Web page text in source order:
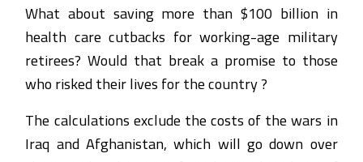
What about saving more than $100 billion in
health care cutbacks for working-age military
retirees? Would that break a promise to those
who risked their lives for the country ?
The calculations exclude the costs of the wars in
Iraq and Afghanistan, which will go down over